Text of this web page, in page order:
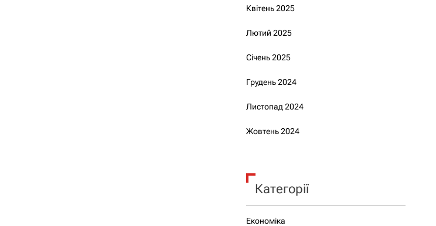
Квітень 2025
Лютий 2025
Січень 2025
Грудень 2024
Листопад 2024
Жовтень 2024
Категорії
Економіка